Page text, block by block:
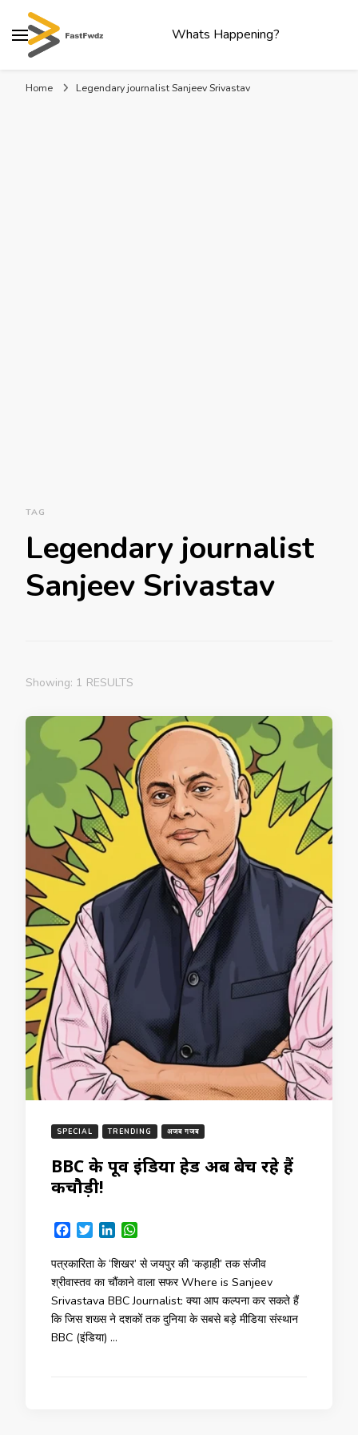
Whats Happening?
Home Legendary journalist Sanjeev Srivastav
TAG
Legendary journalist
Sanjeev Srivastav
Showing: 1 RESULTS
SPECIAL TRENDING अजब गजब
BBC के पूर्व इंडिया हेड अब बेच रहे हैं
कचौड़ी!
Facebook
TwitterLinkedIn
पत्रकारिता के ‘शिखर’ से जयपुर की ‘कड़ाही’ तक संजीव
श्रीवास्तव का चौंकाने वाला सफर Where is Sanjeev
Srivastava BBC Journalist: क्या आप कल्पना कर सकते हैं
कि जिस शख्स ने दशकों तक दुनिया के सबसे बड़े मीडिया संस्थान
BBC (इंडिया) …